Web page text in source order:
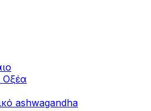
Οξέα
ashwagandha